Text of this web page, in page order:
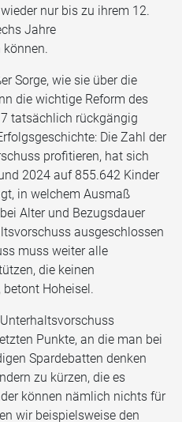
nur bis zu ihrem 12.
Jahre
Sorge, wie sie über die
die wichtige Reform des
tatsächlich rückgängig
Die Zahl der
profitieren, hat sich
2024 auf 855.642 Kinder
in welchem Ausmaß
Alter und Bezugsdauer
ausgeschlossen
muss weiter alle
die keinen
Hoheisel.
Punkte, an die man bei
Spardebatten denken
zu kürzen, die es
können nämlich nichts für
wir beispielsweise den